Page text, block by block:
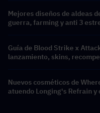
Mejores diseños de aldeas
guerra, farming y anti 3
Guía de Blood Strike x
lanzamiento, skins,
Nuevos cosméticos de
atuendo Longing's Refrain y